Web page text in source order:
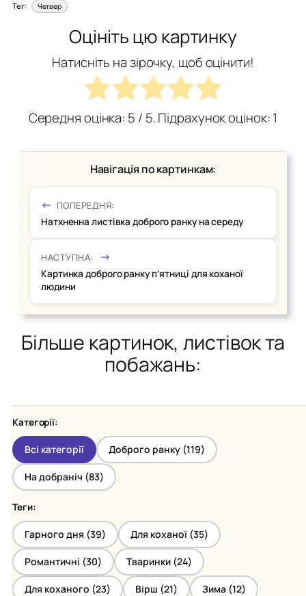
Тег: Четвер
Оцініть цю картинку
Натисніть на зірочку, щоб оцінити!
Середня оцінка: 5 / 5. Підрахунок оцінок:1
Навігація по картинкам:
ПОПЕРЕДНЯ:
Натхненна листівка доброго ранку на середу
НАСТУПНА:
Картинка доброго ранку п’ятниці для коханої
людини
Більше картинок, листівок та
побажань:
Категорії:
Всі категорії Доброго ранку (119)
На добраніч (83)
Теги:
Гарного дня (39) Для коханої (35)
Романтичні (30) Тваринки (24)
Для коханого (23) Вірш (21) Зима (12)